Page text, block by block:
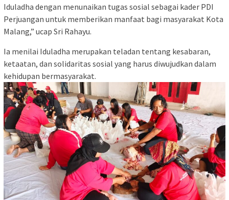
Iduladha dengan menunaikan tugas sosial sebagai kader PDI
Perjuangan untuk memberikan manfaat bagi masyarakat Kota
Malang,” ucap Sri Rahayu.
Ia menilai Iduladha merupakan teladan tentang kesabaran,
ketaatan, dan solidaritas sosial yang harus diwujudkan dalam
kehidupan bermasyarakat.